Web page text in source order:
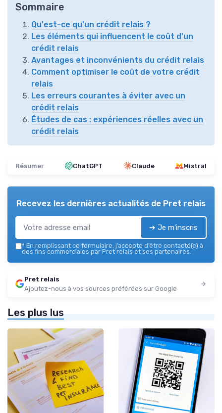
Sommaire
Qu'est-ce qu'un crédit relais ?
Les éléments qui influencent le coût d'un
crédit relais
Avantages et inconvénients du crédit relais
Comment optimiser le coût de votre crédit
relais
Les erreurs courantes à éviter avec un
crédit relais
Études de cas : expériences réelles avec un
crédit relais
Résumer ChatGPT Claude Mistral
Recevez les dernières actualités de Pret relais
➔ Je m'inscris
* En remplissant ce formulaire, j’accepte d’être contacté(e) à
des fins commerciales par Pret relais et ses partenaires.
Pret relais
Ajoutez-nous à vos sources préférées sur Google
Les plus lus